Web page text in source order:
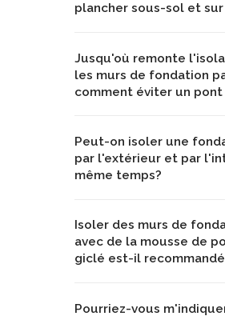
plancher sous-sol et sur
Jusqu'où remonte
les murs de fondation
comment éviter un
Peut-on isoler une
par l'extérieur et par
même temps?
Isoler des murs de
avec de la mousse de
giclé est-il
Pourriez-vous